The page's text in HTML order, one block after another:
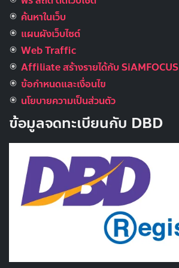
ค้นหาในเว็บ
แผนผังเว็บไซต์
Web Traffic
Affiliate สร้างรายได้กับ SiAMFOCUS
ข้อกำหนดและเงื่อนไข
นโยบายความเป็นส่วนตัว
ข้อมูลจดทะเบียนกับ DBD